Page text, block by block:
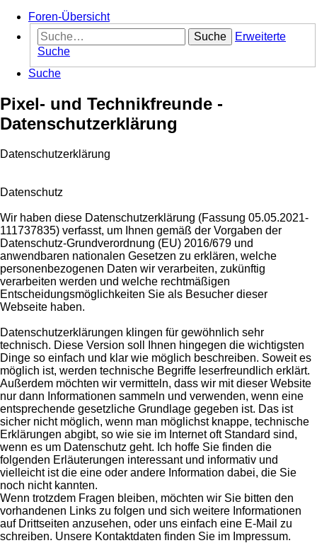
Foren-Übersicht
Suche
Erweiterte
Suche
Suche
Pixel- und Technikfreunde -
Datenschutzerklärung
Datenschutzerklärung
Datenschutz
Wir haben diese Datenschutzerklärung (Fassung 05.05.2021-
111737835) verfasst, um Ihnen gemäß der Vorgaben der
Datenschutz-Grundverordnung (EU) 2016/679 und
anwendbaren nationalen Gesetzen zu erklären, welche
personenbezogenen Daten wir verarbeiten, zukünftig
verarbeiten werden und welche rechtmäßigen
Entscheidungsmöglichkeiten Sie als Besucher dieser
Webseite haben.
Datenschutzerklärungen klingen für gewöhnlich sehr
technisch. Diese Version soll Ihnen hingegen die wichtigsten
Dinge so einfach und klar wie möglich beschreiben. Soweit es
möglich ist, werden technische Begriffe leserfreundlich erklärt.
Außerdem möchten wir vermitteln, dass wir mit dieser Website
nur dann Informationen sammeln und verwenden, wenn eine
entsprechende gesetzliche Grundlage gegeben ist. Das ist
sicher nicht möglich, wenn man möglichst knappe, technische
Erklärungen abgibt, so wie sie im Internet oft Standard sind,
wenn es um Datenschutz geht. Ich hoffe Sie finden die
folgenden Erläuterungen interessant und informativ und
vielleicht ist die eine oder andere Information dabei, die Sie
noch nicht kannten.
Wenn trotzdem Fragen bleiben, möchten wir Sie bitten den
vorhandenen Links zu folgen und sich weitere Informationen
auf Drittseiten anzusehen, oder uns einfach eine E-Mail zu
schreiben. Unsere Kontaktdaten finden Sie im Impressum.